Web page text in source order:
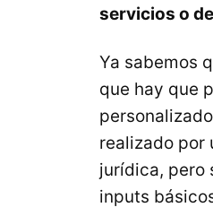
servicios o
Ya sabemos
que hay que
realizado por
jurídica, pero
inputs